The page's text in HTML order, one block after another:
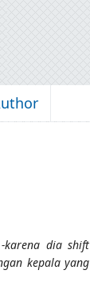
karena dia shift
kepala yang